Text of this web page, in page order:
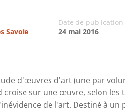
Savoie
Date de publication
24 mai 2016
d'œuvres d'art (une par
croisé sur une œuvre, selon les
de l'art. Destiné à un